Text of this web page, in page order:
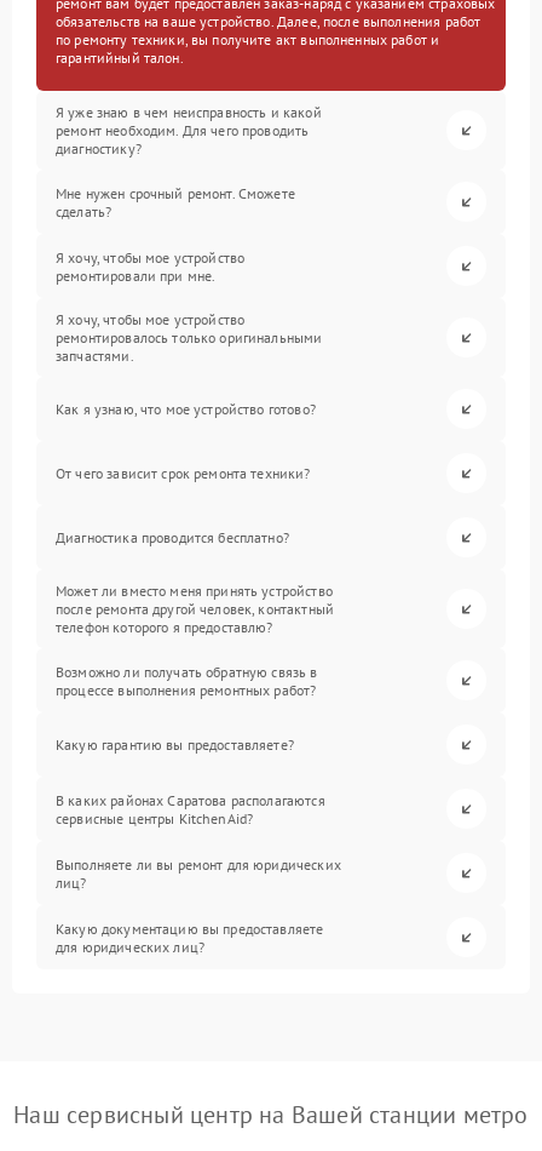
обязательств на ваше устройство. Далее, после выполнения работ
по ремонту техники, вы получите акт выполненных работ и
гарантийный талон.
Я уже знаю в чем неисправность и какой
ремонт необходим. Для чего проводить
диагностику?
Мне нужен срочный ремонт. Сможете
сделать?
Я хочу, чтобы мое устройство
ремонтировали при мне.
Я хочу, чтобы мое устройство
ремонтировалось только оригинальными
запчастями.
Как я узнаю, что мое устройство готово?
От чего зависит срок ремонта техники?
Диагностика проводится бесплатно?
Может ли вместо меня принять устройство
после ремонта другой человек, контактный
телефон которого я предоставлю?
Возможно ли получать обратную связь в
процессе выполнения ремонтных работ?
Какую гарантию вы предоставляете?
В каких районах Саратова располагаются
сервисные центры KitchenAid?
Выполняете ли вы ремонт для юридических
лиц?
Какую документацию вы предоставляете
для юридических лиц?
Наш сервисный центр на Вашей станции метро